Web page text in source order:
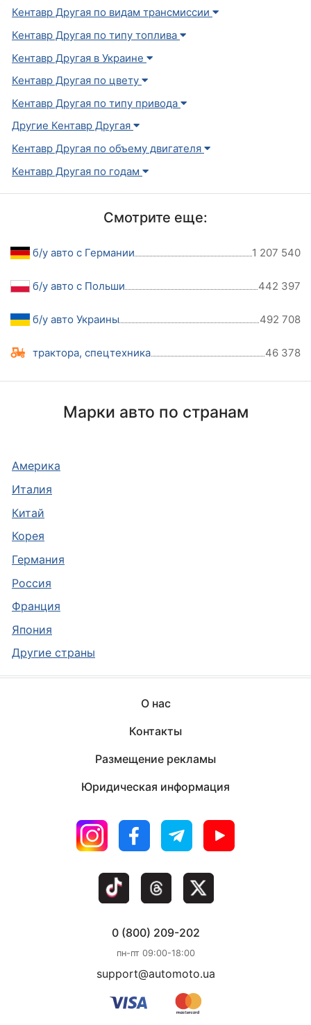
Кентавр Другая по видам трансмиссии
Кентавр Другая по типу топлива
Кентавр Другая в Украине
Кентавр Другая по цвету
Кентавр Другая по типу привода
Другие Кентавр Другая
Кентавр Другая по объему двигателя
Кентавр Другая по годам
Смотрите еще:
б/у авто с Германии 1 207 540
б/у авто с Польши 442 397
б/у авто Украины 492 708
трактора, спецтехника 46 378
Марки авто по странам
Америка
Италия
Китай
Корея
Германия
Россия
Франция
Япония
Другие страны
О нас
Контакты
Размещение рекламы
Юридическая информация
0 (800) 209-202
пн-пт 09:00-18:00
support@automoto.ua